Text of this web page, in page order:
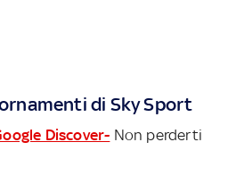
di Sky Sport
Discover- Non perderti